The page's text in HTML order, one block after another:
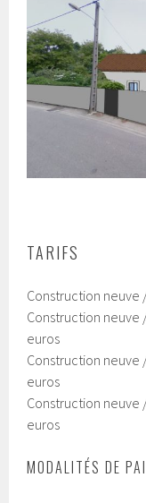
TARIFS
Construction neuve
Construction neuve
euros
Construction neuve
euros
Construction
euros
MODALITÉS DE